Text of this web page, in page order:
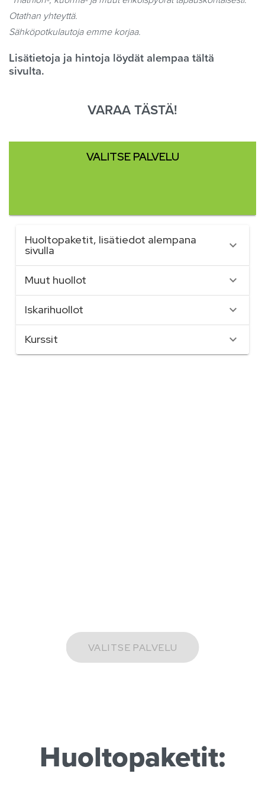
Otathan yhteyttä.
Sähköpotkulautoja emme korjaa.
Lisätietoja ja hintoja löydät alempaa tältä
sivulta.
VARAA TÄSTÄ!
Huoltopaketit: